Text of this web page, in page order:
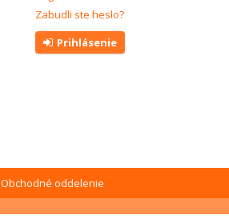
Zabudli ste heslo?
Prihlásenie
Obchodné oddelenie